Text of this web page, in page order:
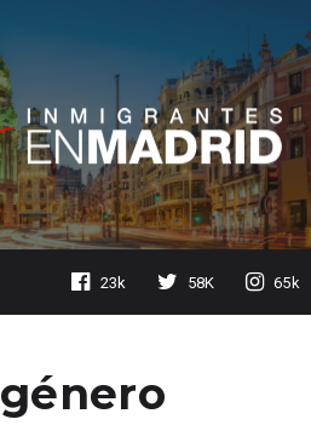
23k 58K 65k
género